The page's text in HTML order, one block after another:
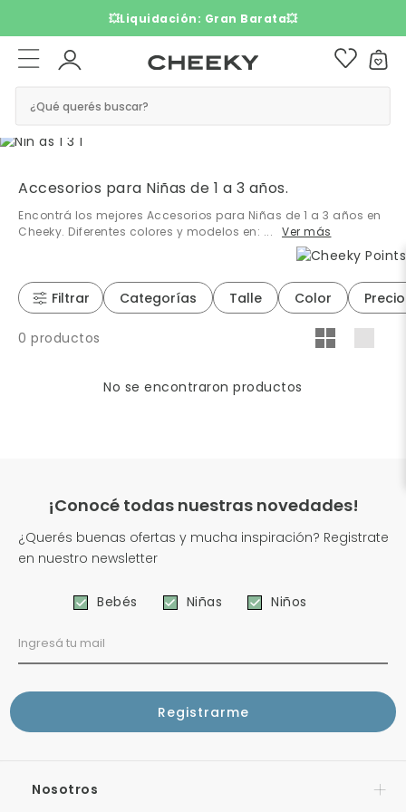
3 cuotas sin interés​ ​
¿Qué querés buscar?
Accesorios para Niñas de 1 a 3 años.
Encontrá los mejores Accesorios para Niñas de 1 a 3 años en
Cheeky. Diferentes colores y modelos en: ...
Filtrar Categorías Talle Color Precio
0 productos
No se encontraron productos
¡Conocé todas nuestras novedades!
¿Querés buenas ofertas y mucha inspiración? Registrate
en nuestro newsletter
Bebés Niñas Niños
Nosotros